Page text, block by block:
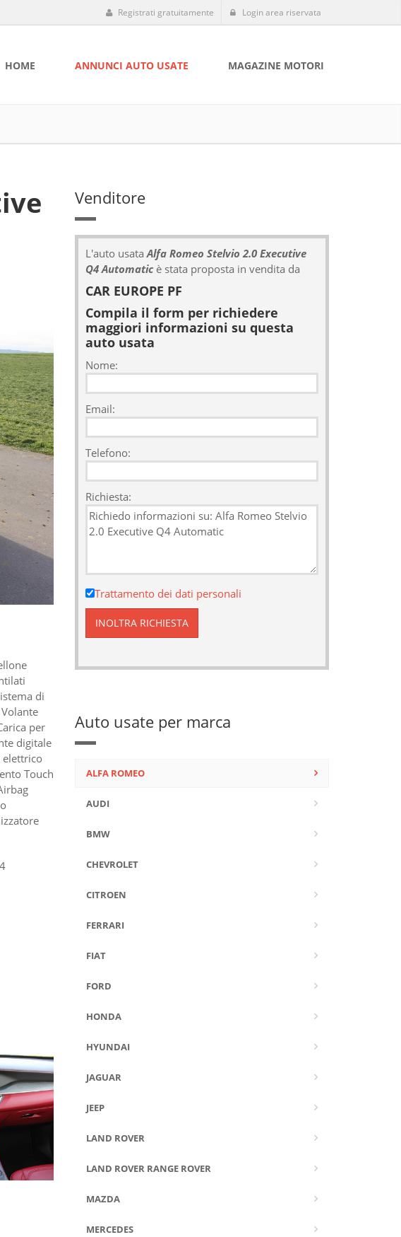
Registrati gratuitamente Login area riservata
HOME ANNUNCI AUTO USATE MAGAZINE MOTORI
di
per
digitale
elettrico
Touch
Venditore
L'auto usata Alfa Romeo Stelvio 2.0 Executive
Q4 Automaticè stata proposta in vendita da
CAR EUROPE PF
Compila il form per richiedere
maggiori informazioni su questa
auto usata
Nome:
Email:
Telefono:
Richiesta:
Trattamento dei dati personali
Auto usate per marca
ALFA ROMEO
AUDI
BMW
CHEVROLET
CITROEN
FERRARI
FIAT
FORD
HONDA
HYUNDAI
JAGUAR
JEEP
LAND ROVER
LAND ROVER RANGE ROVER
MAZDA
MERCEDES